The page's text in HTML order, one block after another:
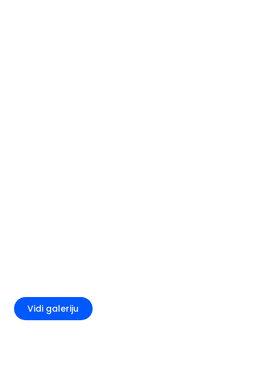
Vidi galeriju